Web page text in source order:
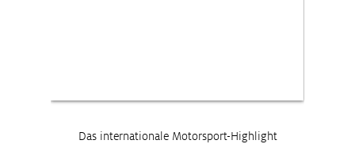
Das internationale Motorsport-Highlight